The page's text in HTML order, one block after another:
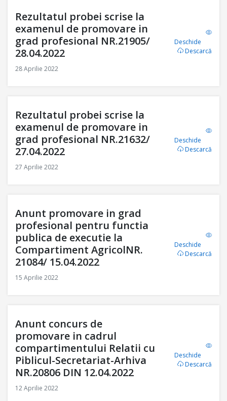
Rezultatul probei scrise la
examenul de promovare in
grad profesional NR.21905/
28.04.2022
28 Aprilie 2022
Deschide
Descarcă
Rezultatul probei scrise la
examenul de promovare in
grad profesional NR.21632/
27.04.2022
27 Aprilie 2022
Deschide
Descarcă
Anunt promovare in grad
profesional pentru functia
publica de executie la
Compartiment AgricolNR.
21084/ 15.04.2022
15 Aprilie 2022
Deschide
Descarcă
Anunt concurs de
promovare in cadrul
compartimentului Relatii cu
Piblicul-Secretariat-Arhiva
NR.20806 DIN 12.04.2022
12 Aprilie 2022
Deschide
Descarcă